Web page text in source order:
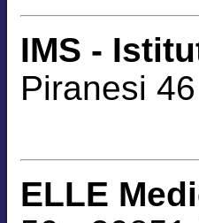
IMS -
Piranesi
ELLE